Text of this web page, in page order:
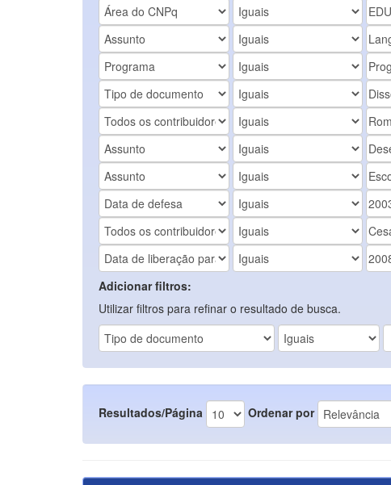
Adicionar filtros:
Utilizar filtros para refinar o resultado de busca.
Resultados/Página Ordenar por